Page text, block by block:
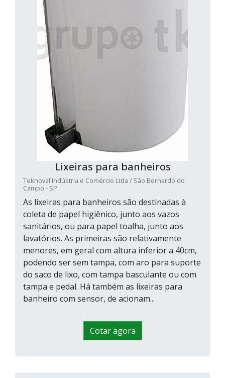
Lixeiras para banheiros
Teknoval Indústria e Comércio Ltda / São Bernardo do
Campo - SP
As lixeiras para banheiros são destinadas à
coleta de papel higiênico, junto aos vazos
sanitários, ou para papel toalha, junto aos
lavatórios. As primeiras são relativamente
menores, em geral com altura inferior a 40cm,
podendo ser sem tampa, com aro para suporte
do saco de lixo, com tampa basculante ou com
tampa e pedal. Há também as lixeiras para
banheiro com sensor, de acionam...
Cotar agora